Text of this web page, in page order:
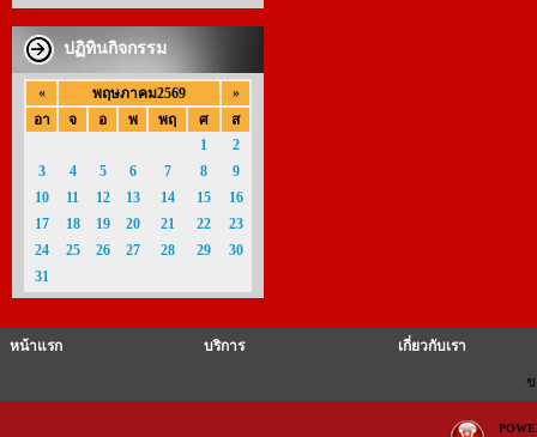
ปฏิทินกิจกรรม
« พฤษภาคม2569
»
อา
จ อ พ พฤ ศ
ส
1
2
3
4 5 6 7 8
9
10
11 12 13 14 15
16
17
18 19 20 21 22
23
24
25 26 27 28 29
30
31
หน้าแรก บริการ เกี่ยวกับเรา